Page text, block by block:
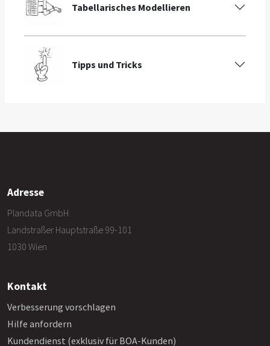
Tabellarisches Modellieren
Tipps und Tricks
Adresse
Plandata GmbH
Landstraßer Hauptstraße 99-101
1030 Wien
Kontakt
Verbesserung vorschlagen
Hilfe anfordern
Kundendienst (exklusiv für BOA-Kunden)